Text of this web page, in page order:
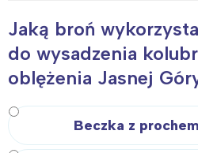
Jaką broń
do wysadzenia
oblężenia Jasnej
Beczka z prochem